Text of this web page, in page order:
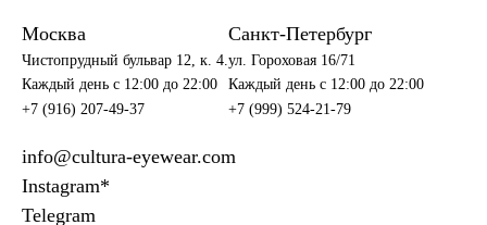
Москва
Чистопрудный бульвар 12, к. 4.
Каждый день c 12:00 до 22:00
+7 (916) 207-49-37
Санкт-Петербург
ул. Гороховая 16/71
Каждый день c 12:00 до 22:00
+7 (999) 524-21-79
info@cultura-eyewear.com
Instagram*
Telegram